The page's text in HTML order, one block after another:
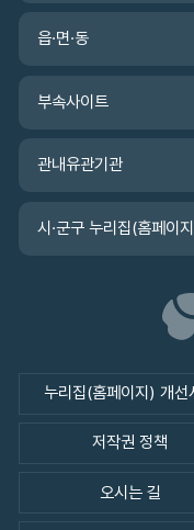
읍·면·동
부속사이트
관내유관기관
시·군구 누리집(홈페이
누리집(홈페이지) 개선
저작권 정책
오시는 길